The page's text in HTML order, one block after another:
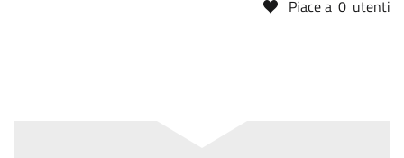
Piace a 0 utenti